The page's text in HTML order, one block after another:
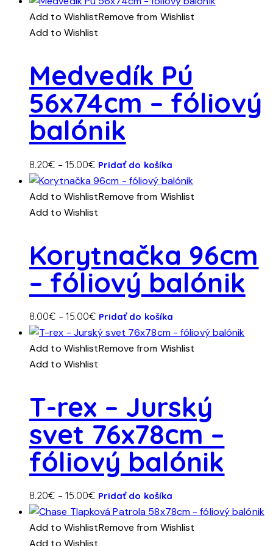
4.40€
through
má
Možnosti
si
môžete
vybrať
Add to WishlistRemove from Wishlist
Add to Wishlist
Medvedík Pú
56x74cm – fóliový
balónik
8.20€ – 15.00€Price
range:
8.20€
through
Pridať do košíka
produkt
má
si
môžete
vybrať
stránke
produktu.
Add to WishlistRemove from Wishlist
Add to Wishlist
Korytnačka 96cm
– fóliový balónik
8.00€ – 15.00€Price
range:
8.00€
through
Pridať do košíka
produkt
má
Možnosti
si
môžete
vybrať
na
stránke
Add to WishlistRemove from Wishlist
Add to Wishlist
T-rex – Jurský
svet 76x78cm –
fóliový balónik
8.20€ – 15.00€Price
range:
8.20€
through
Pridať do košíka
produkt
má
Add to WishlistRemove from Wishlist